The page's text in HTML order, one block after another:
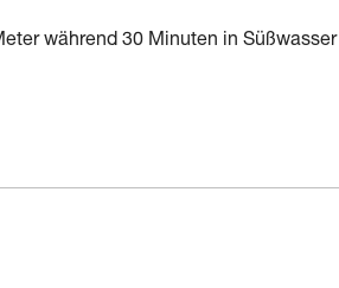
während 30 Minuten in Süßwasser